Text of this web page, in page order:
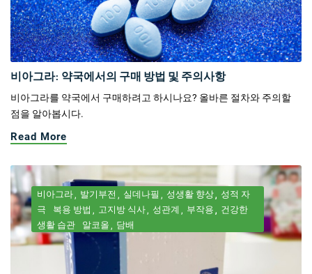
비아그라: 약국에서의 구매 방법 및 주의사항
비아그라를 약국에서 구매하려고 하시나요? 올바른 절차와 주의할
점을 알아봅시다.
Read More
비아그라 발기부전 실데나필 성생활 향상
성적 자
극
복용 방법 고지방 식사 성관계 부작용
건강한
생활 습관
알코올 담배